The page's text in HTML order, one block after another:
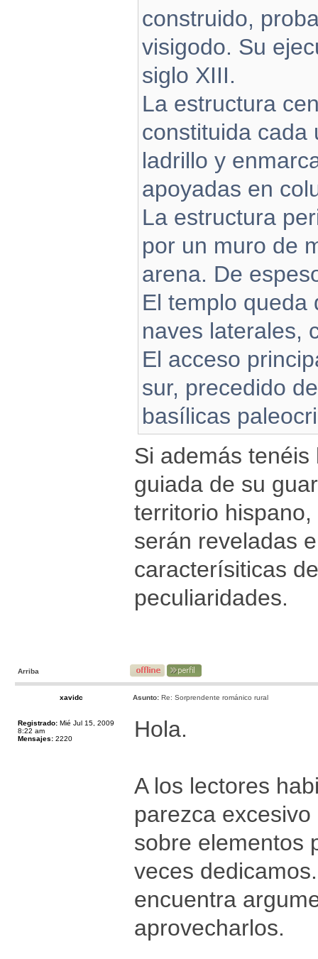
construido,
visigodo. Su
siglo XIII.
La estructura
constituida cada
ladrillo y
apoyadas en
La estructura
por un muro de
arena. De
El templo queda
naves laterales,
El acceso
sur, precedido
basílicas
Si además
guiada de su
territorio
serán reveladas
caracterísiticas
peculiaridades.
Arriba
xavidc Asunto: Re: Sorprendente románico rural
Registrado: Mié Jul 15, 2009
8:22 am
Mensajes: 2220 Hola.
A los lectores
parezca
sobre elementos
veces
encuentra
aprovecharlos.